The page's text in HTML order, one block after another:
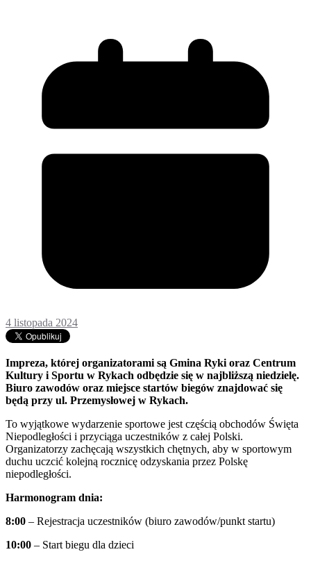
4 listopada 2024
Impreza, której organizatorami są Gmina Ryki oraz Centrum
Kultury i Sportu w Rykach odbędzie się w najbliższą niedzielę.
Biuro zawodów oraz miejsce startów biegów znajdować się
będą przy ul. Przemysłowej w Rykach.
To wyjątkowe wydarzenie sportowe jest częścią obchodów Święta
Niepodległości i przyciąga uczestników z całej Polski.
Organizatorzy zachęcają wszystkich chętnych, aby w sportowym
duchu uczcić kolejną rocznicę odzyskania przez Polskę
niepodległości.
Harmonogram dnia:
8:00 – Rejestracja uczestników (biuro zawodów/punkt startu)
10:00 – Start biegu dla dzieci